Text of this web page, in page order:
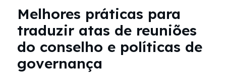
Melhores práticas para
traduzir atas de reuniões
do conselho e políticas de
governança